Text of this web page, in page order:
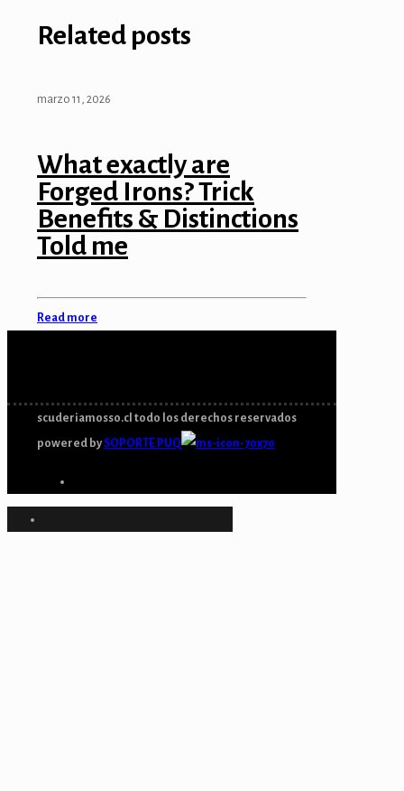
Related posts
marzo 11, 2026
What exactly are
Forged Irons? Trick
Benefits & Distinctions
Told me
Read more
scuderiamosso.cl todo los derechos reservados
powered bySOPORTE PUQ